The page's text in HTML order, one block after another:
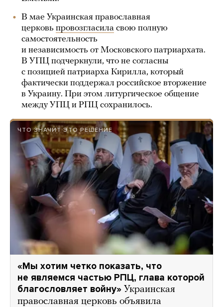
В мае Украинская православная
церковь провозгласила свою полную
самостоятельность
и независимость от Московского патриархата.
В УПЦ подчеркнули, что не согласны
с позицией патриарха Кирилла, который
фактически поддержал российское вторжение
в Украину. При этом литургическое общение
между УПЦ и РПЦ сохранилось.
ЧТО ЗНАЧИТ ЭТО РЕШЕНИЕ
«Мы хотим четко показать, что
не являемся частью РПЦ, глава которой
благословляет войну» Украинская
православная церковь объявила